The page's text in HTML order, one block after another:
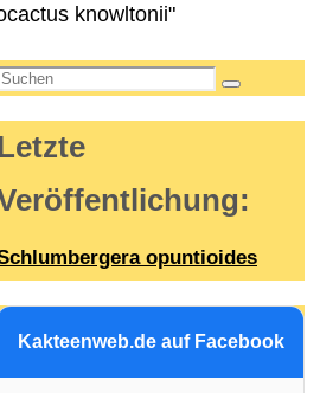
knowltonii"
Suchen
Suchen
:
opuntioides
Kakteenweb.de auf Facebook